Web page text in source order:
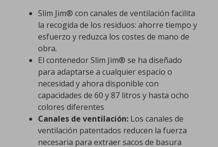
Slim Jim® con canales de ventilación facilita
la recogida de los residuos: ahorre tiempo y
esfuerzo y reduzca los costes de mano de
obra.
El contenedor Slim Jim® se ha diseñado
para adaptarse a cualquier espacio o
necesidad y ahora disponible con
capacidades de 60 y 87 litros y hasta ocho
colores diferentes
Canales de ventilación: Los canales de
ventilación patentados reducen la fuerza
necesaria para extraer sacos de basura